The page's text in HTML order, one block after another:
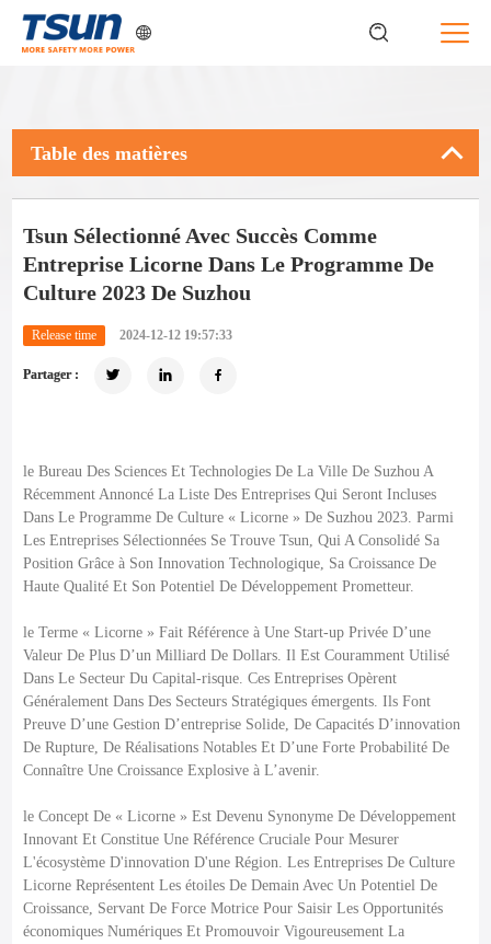
Table des matières
Tsun Sélectionné Avec Succès Comme
Entreprise Licorne Dans Le Programme De
Culture 2023 De Suzhou
Release time 2024-12-12 19:57:33
Partager :
le Bureau Des Sciences Et Technologies De La Ville De Suzhou A
Récemment Annoncé La Liste Des Entreprises Qui Seront Incluses
Dans Le Programme De Culture « Licorne » De Suzhou 2023. Parmi
Les Entreprises Sélectionnées Se Trouve Tsun, Qui A Consolidé Sa
Position Grâce à Son Innovation Technologique, Sa Croissance De
Haute Qualité Et Son Potentiel De Développement Prometteur.
le Terme « Licorne » Fait Référence à Une Start-up Privée D’une
Valeur De Plus D’un Milliard De Dollars. Il Est Couramment Utilisé
Dans Le Secteur Du Capital-risque. Ces Entreprises Opèrent
Généralement Dans Des Secteurs Stratégiques émergents. Ils Font
Preuve D’une Gestion D’entreprise Solide, De Capacités D’innovation
De Rupture, De Réalisations Notables Et D’une Forte Probabilité De
Connaître Une Croissance Explosive à L’avenir.
le Concept De « Licorne » Est Devenu Synonyme De Développement
Innovant Et Constitue Une Référence Cruciale Pour Mesurer
L'écosystème D'innovation D'une Région. Les Entreprises De Culture
Licorne Représentent Les étoiles De Demain Avec Un Potentiel De
Croissance, Servant De Force Motrice Pour Saisir Les Opportunités
économiques Numériques Et Promouvoir Vigoureusement La